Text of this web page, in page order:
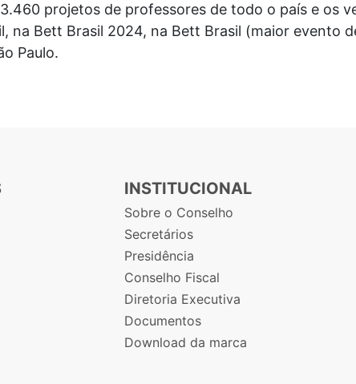
projetos de professores de todo o país e os
na Bett Brasil 2024, na Bett Brasil (maior evento
Paulo.
INSTITUCIONAL
Sobre o Conselho
Secretários
Presidência
Conselho Fiscal
Diretoria Executiva
Documentos
Download da marca